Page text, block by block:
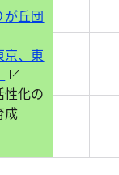
丘団
、東
化の
成